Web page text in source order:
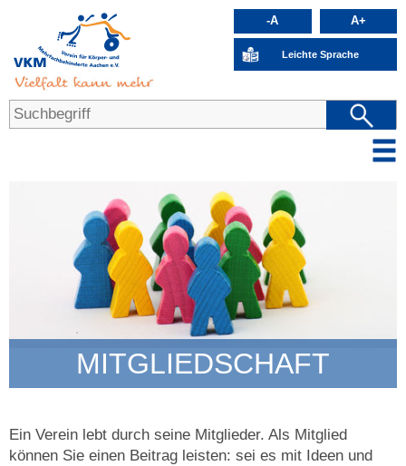
-A A+
Leichte Sprache
MITGLIEDSCHAFT
Ein Verein lebt durch seine Mitglieder. Als Mitglied
können Sie einen Beitrag leisten: sei es mit Ideen und